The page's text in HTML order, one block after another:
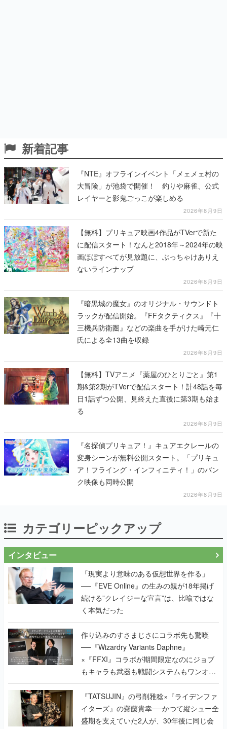
新着記事
『NTE』オフラインイベント「メェメェ村の
大冒険」が池袋で開催！ 釣りや麻雀、公式
レイヤーと影鬼ごっこが楽しめる
2026年8月9日
【無料】プリキュア映画4作品がTVerで新た
に配信スタート！なんと2018年～2024年の映
画ほぼすべてが見放題に、ぶっちゃけありえ
ないラインナップ
2026年8月9日
『暗黒城の魔女』のオリジナル・サウンドト
ラックが配信開始。『FFタクティクス』『十
三機兵防衛圏』などの楽曲を手がけた崎元仁
氏による全13曲を収録
2026年8月9日
【無料】TVアニメ『薬屋のひとりごと』第1
期&第2期がTVerで配信スタート！計48話を毎
日1話ずつ公開、見終えた直後に第3期も始ま
る
2026年8月9日
『名探偵プリキュア！』キュアエクレールの
変身シーンが無料公開スタート。「プリキュ
ア！フライング・インフィニティ！」のバン
ク映像も同時公開
2026年8月9日
カテゴリーピックアップ
インタビュー
「現実より意味のある仮想世界を作る」
──『EVE Online』の生みの親が18年掲げ
続ける”クレイジーな宣言”は、比喩ではな
く本気だった
作り込みのすさまじさにコラボ先も驚嘆
──『Wizardry Variants Daphne』
×『FFXI』コラボが期間限定なのにジョブ
もキャラも武器も戦闘システムもワンオフ
で作り込まれた理由を両ディレクターに聞
く
『TATSUJIN』の弓削雅稔×『ライデンファ
イターズ』の齋藤貴幸──かつて縦シュー全
盛期を支えていた2人が、30年後に同じ会